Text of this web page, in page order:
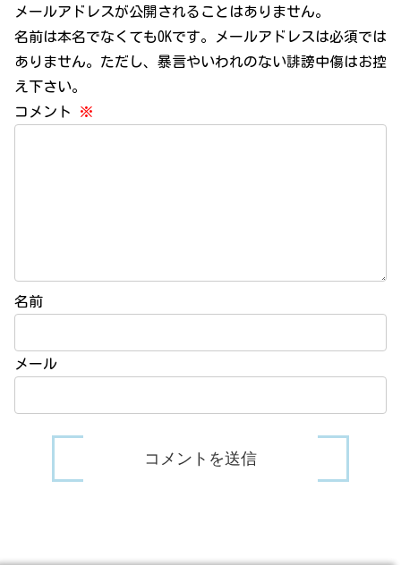
メールアドレスが公開されることはありません。
名前は本名でなくてもOKです。メールアドレスは必須では
ありません。ただし、暴言やいわれのない誹謗中傷はお控
え下さい。
コメント
※
名前
メール